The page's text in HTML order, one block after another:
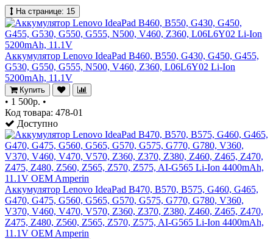
На странице: 15
Аккумулятор Lenovo IdeaPad B460, B550, G430, G450, G455,
G530, G550, G555, N500, V460, Z360, L06L6Y02 Li-Ion
5200mAh, 11.1V
Купить
• 1 500р. •
Код товара: 478-01
Доступно
Аккумулятор Lenovo IdeaPad B470, B570, B575, G460, G465,
G470, G475, G560, G565, G570, G575, G770, G780, V360,
V370, V460, V470, V570, Z360, Z370, Z380, Z460, Z465, Z470,
Z475, Z480, Z560, Z565, Z570, Z575, AI-G565 Li-Ion 4400mAh,
11.1V OEM Amperin